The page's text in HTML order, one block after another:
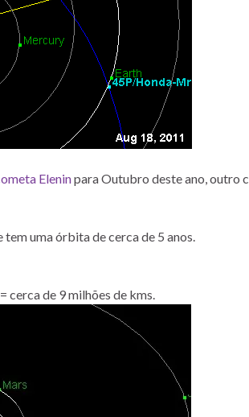
Eleninpara Outubro deste ano, outro
uma órbita de cerca de 5 anos.
cerca de 9 milhões de kms.